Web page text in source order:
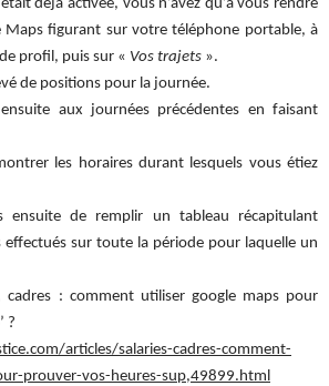
déjà activée, vous n’avez qu’à vous rendre
Maps figurant sur votre téléphone portable, à
profil, puis sur « Vos trajets ».
de positions pour la journée.
aux journées précédentes en faisant
les horaires durant lesquels vous étiez
ensuite de remplir un tableau récapitulant
effectués sur toute la période pour laquelle un
cadres : comment utiliser google maps pour
?
articles/salaries-cadres-comment-
prouver-vos-heures-sup,49899.html